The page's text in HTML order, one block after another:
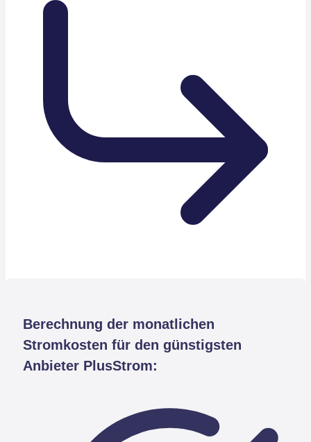
Berechnung der monatlichen
Stromkosten für den günstigsten
Anbieter PlusStrom: